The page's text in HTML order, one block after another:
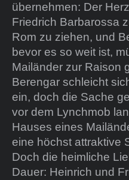
übernehmen: Der
Friedrich Barbarossa
Rom zu ziehen, und
bevor es so weit ist,
Mailänder zur Raison
Berengar schleicht
ein, doch die Sache
vor dem Lynchmob
Hauses eines
eine höchst attraktive
Doch die heimliche
Dauer: Heinrich und